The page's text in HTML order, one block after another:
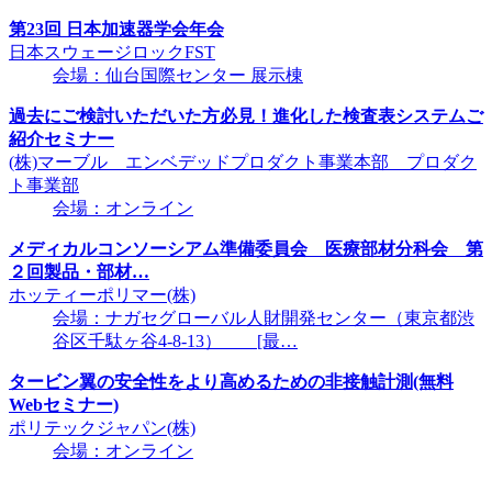
第23回 日本加速器学会年会
日本スウェージロックFST
会場：仙台国際センター 展示棟
過去にご検討いただいた方必見！進化した検査表システムご
紹介セミナー
(株)マーブル エンベデッドプロダクト事業本部 プロダク
ト事業部
会場：オンライン
メディカルコンソーシアム準備委員会 医療部材分科会 第
２回製品・部材…
ホッティーポリマー(株)
会場：ナガセグローバル人財開発センター（東京都渋
谷区千駄ヶ谷4-8-13） [最…
タービン翼の安全性をより高めるための非接触計測(無料
Webセミナー)
ポリテックジャパン(株)
会場：オンライン